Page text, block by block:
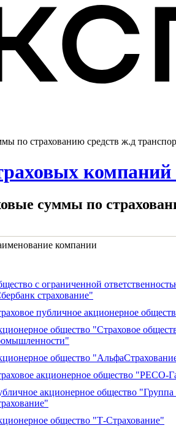
по страхованию средств ж.д
компаний
суммы по
компании
с ограниченной
страхование"
публичное акционерное
общество "Страховое
общество
акционерное общество "РЕСО-
акционерное общество "Группа
общество "Т-Страхование"